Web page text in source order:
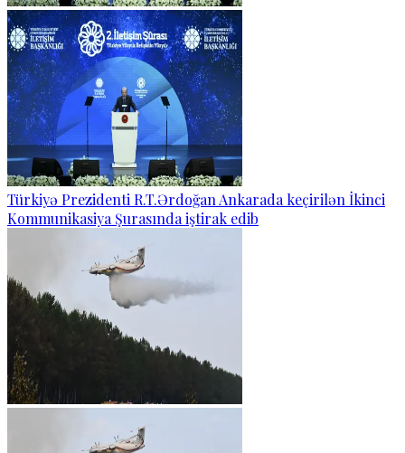
Türkiyə Prezidenti R.T.Ərdoğan Ankarada keçirilən İkinci
Kommunikasiya Şurasında iştirak edib